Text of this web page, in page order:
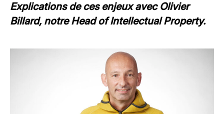
Explications de ces enjeux avec Olivier
Billard, notre Head of Intellectual Property.